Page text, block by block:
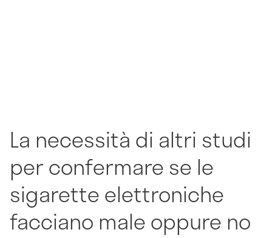
La necessità di altri studi
per confermare se le
sigarette elettroniche
facciano male oppure no